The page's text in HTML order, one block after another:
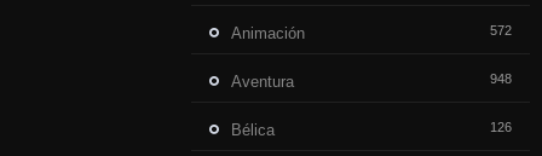
Animación 572
Aventura 948
Bélica 126